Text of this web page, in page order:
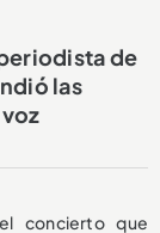
de
las
concierto que